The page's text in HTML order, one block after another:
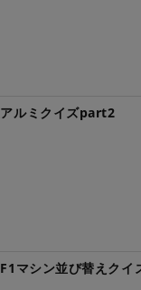
アルミクイズpart2
マシン並び替えクイ